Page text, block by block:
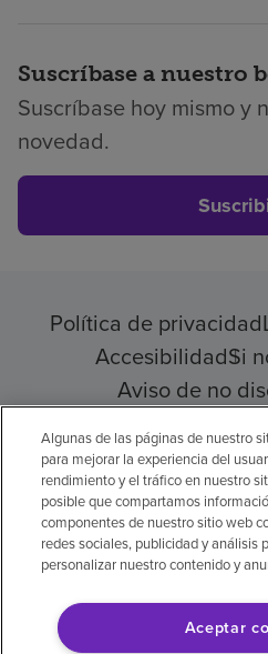
Suscríbase a nuestro
Suscríbase hoy mismo y
novedad.
Política de privacidad
AccesibilidadSi
Aviso de no
Cumplimiento de
© 2026 Encompass
Preferencias
Aviso legal: Se tradujo
Algunas de las páginas de nuestro
para mejorar la experiencia del
rendimiento y el tráfico en nuestro
posible que compartamos
componentes de nuestro sitio web
redes sociales, publicidad y análisis
personalizar nuestro contenido y
Aceptar